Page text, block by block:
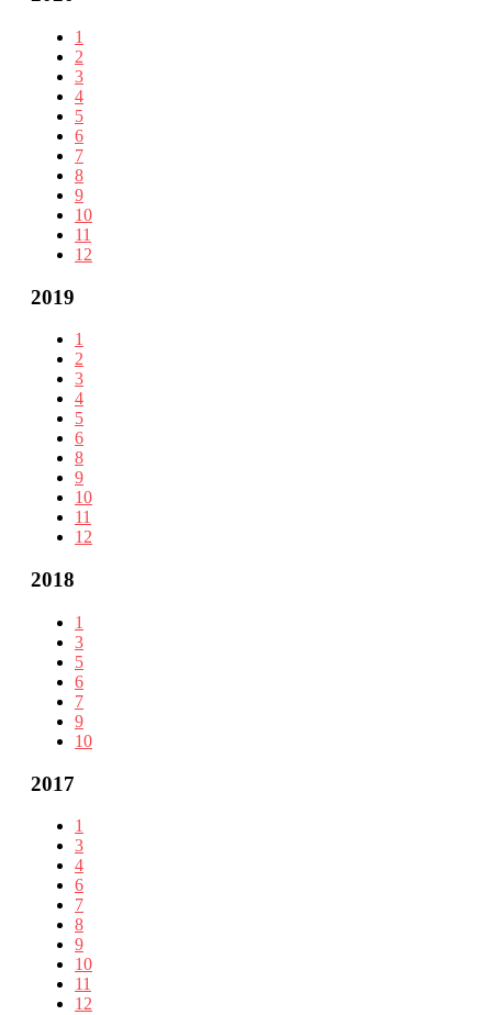
1
2
3
4
5
6
7
8
9
10
11
12
2019
1
2
3
4
5
6
8
9
10
11
12
2018
1
3
5
6
7
9
10
2017
1
3
4
6
7
8
9
10
11
12